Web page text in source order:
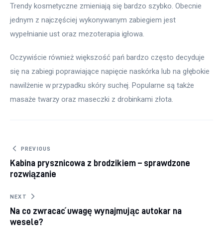
Trendy kosmetyczne zmieniają się bardzo szybko. Obecnie
jednym z najczęściej wykonywanym zabiegiem jest
wypełnianie ust oraz mezoterapia igłowa.
Oczywiście również większość pań bardzo często decyduje
się na zabiegi poprawiające napięcie naskórka lub na głębokie
nawilżenie w przypadku skóry suchej. Popularne są także
masaże twarzy oraz maseczki z drobinkami złota.
Nawigacja wpisu
PREVIOUS
Kabina prysznicowa z brodzikiem – sprawdzone
rozwiązanie
NEXT
Na co zwracać uwagę wynajmując autokar na
wesele?